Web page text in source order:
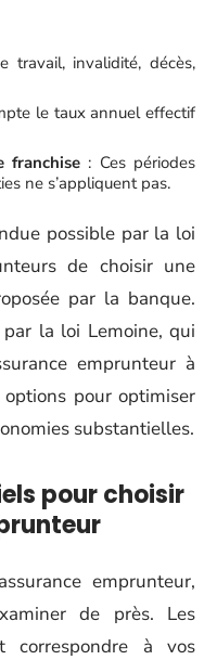
travail, invalidité, décès,
le taux annuel effectif
franchise : Ces périodes
ne s’appliquent pas.
possible par la loi
de choisir une
par la banque.
la loi Lemoine, qui
emprunteur à
pour optimiser
substantielles.
pour choisir
emprunteur,
de près. Les
correspondre à vos